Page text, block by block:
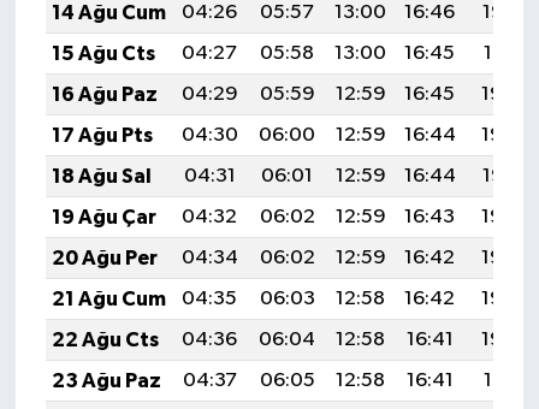
14 Ağu Cum
04:26 05:57 13:00 16:46
19:52
15 Ağu Cts
04:27 05:58 13:00 16:45
19:51
16 Ağu Paz
04:29 05:59 12:59 16:45
19:50
17 Ağu Pts
04:30 06:00 12:59 16:44
19:49
18 Ağu Sal
04:31 06:01 12:59 16:44
19:47
19 Ağu Çar
04:32 06:02 12:59 16:43
19:46
20 Ağu Per
04:34 06:02 12:59 16:42
19:45
21 Ağu Cum
04:35 06:03 12:58 16:42
19:43
22 Ağu Cts
04:36 06:04 12:58 16:41
19:42
23 Ağu Paz
04:37 06:05 12:58 16:41
19:41